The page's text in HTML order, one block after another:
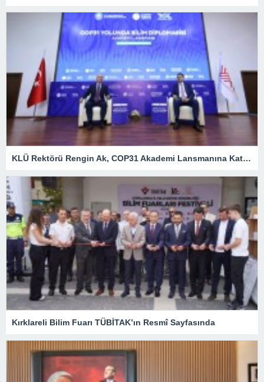
KLÜ Rektörü Rengin Ak, COP31 Akademi Lansmanına Katıldı
Kırklareli Bilim Fuarı TÜBİTAK’ın Resmî Sayfasında